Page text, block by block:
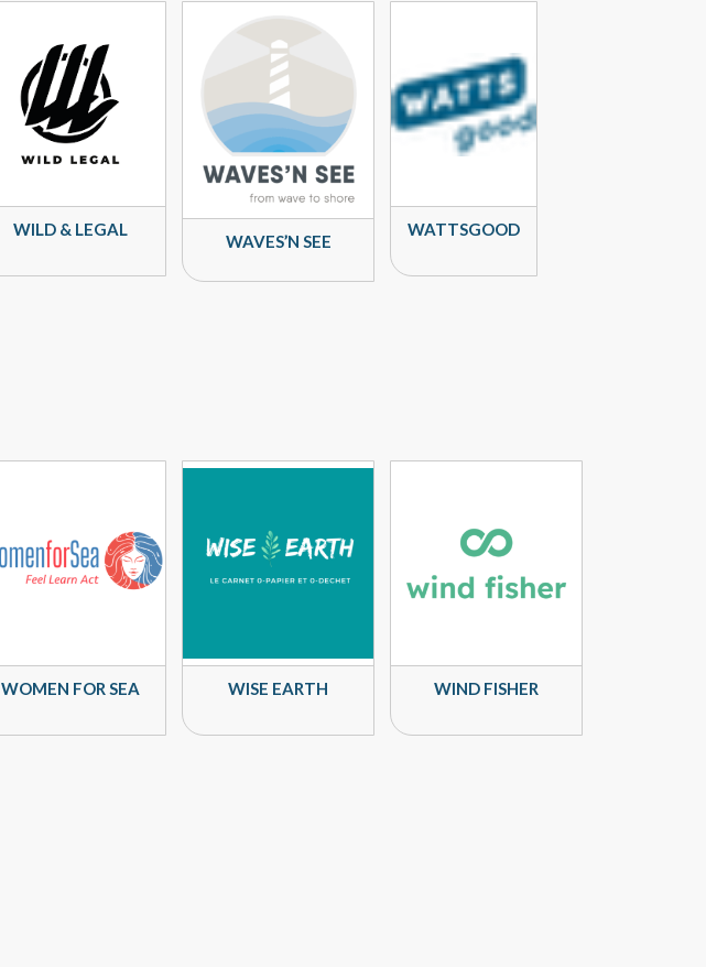
WILD & LEGAL
WAVES’N SEE
WATTSGOOD
WOMEN FOR SEA WISE EARTH WIND FISHER